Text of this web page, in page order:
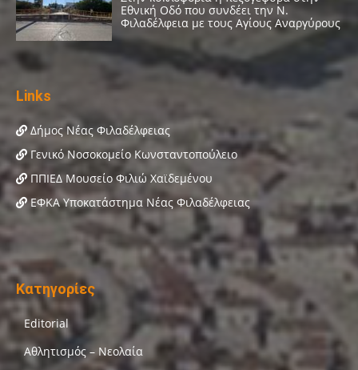
Links
Δήμος Νέας Φιλαδέλφειας
Γενικό Νοσοκομείο Κωνσταντοπούλειο
ΠΠΙΕΔ Μουσείο Φιλιώ Χαϊδεμένου
ΕΦΚΑ Υποκατάστημα Νέας Φιλαδέλφειας
Κατηγορίες
Editorial
Αθλητισμός – Νεολαία